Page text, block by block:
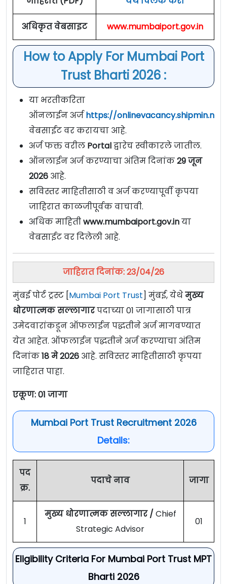
अधिकृत वेबसाइट www.mumbaiport.gov.in
How to Apply For Mumbai Port
Trust Bharti 2026 :
या भरतीकरिता
ऑनलाईन अर्जhttps://
वेबसाईट वर करायचा आहे.
अर्ज फक्त वरील Portalद्वारेच स्वीकारले जातील.
ऑनलाईन अर्ज करण्याचा अंतिम दिनांक29 जून
2026 आहे.
सविस्तर माहितीसाठी व अर्ज करण्यापूर्वी कृपया
जाहिरात काळजीपूर्वक वाचावी.
अधिक माहितीwww.mumbaiport.gov.inया
वेबसाईट वर दिलेली आहे.
जाहिरात दिनांक: 23/04/26
मुंबई पोर्ट ट्रस्ट [Mumbai Port Trust] मुंबई, येथेमुख्य
धोरणात्मक सल्लागारपदाच्या 01 जागासाठी पात्र
उमेदवारांकडून ऑफलाईन पद्धतीने अर्ज मागवण्यात
येत आहेत. ऑफलाईन पद्धतीने अर्ज करण्याचा अंतिम
दिनांक18 मे 2026 आहे. सविस्तर माहितीसाठी कृपया
जाहिरात पाहा.
एकूण:01 जागा
Mumbai Port Trust Recruitment 2026
Details:
पद
क्र.
पदाचे नाव जागा
1
मुख्य धोरणात्मक सल्लागार / Chief
Strategic Advisor
01
Eligibility Criteria For Mumbai Port Trust MPT
Bharti 2026